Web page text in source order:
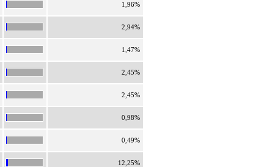
1,96%
2,94%
1,47%
2,45%
2,45%
0,98%
0,49%
12,25%